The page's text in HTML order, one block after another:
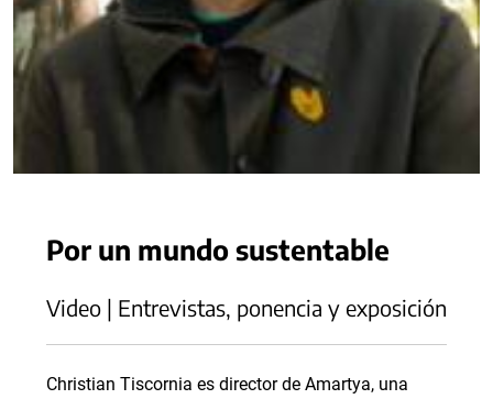
Por un mundo sustentable
Video | Entrevistas, ponencia y exposición
Christian Tiscornia es director de Amartya, una